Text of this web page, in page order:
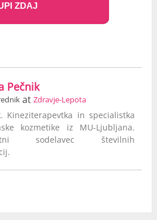
ZDAJ
Pečnik
atZdravje-Lepota
Kineziterapevtka in specialistka
kozmetike iz MU-Ljubljana.
sodelavec številnih